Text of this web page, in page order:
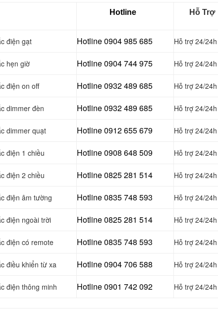
Hotline Hỗ Trợ
điện gạt Hotline 0904 985 685 Hỗ trợ 24/24h
hẹn giờ Hotline 0904 744 975 Hỗ trợ 24/24h
điện on off Hotline 0932 489 685 Hỗ trợ 24/24h
dimmer đèn Hotline 0932 489 685 Hỗ trợ 24/24h
dimmer quạt Hotline 0912 655 679 Hỗ trợ 24/24h
điện 1 chiều Hotline 0908 648 509 Hỗ trợ 24/24h
điện 2 chiều Hotline 0825 281 514 Hỗ trợ 24/24h
điện âm tường Hotline 0835 748 593 Hỗ trợ 24/24h
điện ngoài trời Hotline 0825 281 514 Hỗ trợ 24/24h
điện có remote Hotline 0835 748 593 Hỗ trợ 24/24h
điều khiển từ xa Hotline 0904 706 588 Hỗ trợ 24/24h
điện thông minh Hotline 0901 742 092 Hỗ trợ 24/24h